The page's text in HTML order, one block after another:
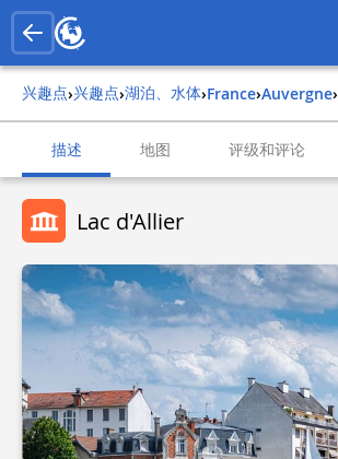
兴趣点› 兴趣点› 湖泊、水体› france› auvergne›
描述 地图 评级和评论
Lac d'Allier